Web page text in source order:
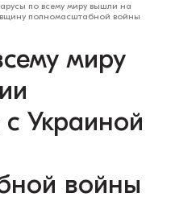
по всему миру вышли на
полномасштабной войны
миру
Украиной
войны